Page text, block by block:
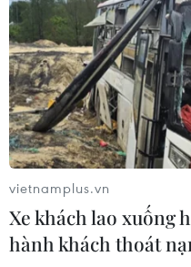
vietnamplus.vn
Xe khách lao xuống
hành khách thoát